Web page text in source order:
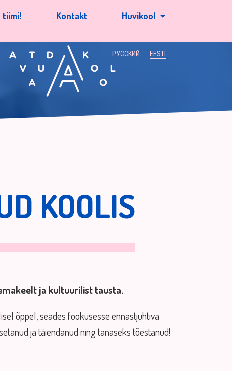
tiimi! Kontakt Huvikool
РУССКИЙ EESTI
KOOLIS
ja kultuurilist tausta.
õppel, seades fookusesse ennastjuhtiva
ja täiendanud ning tänaseks tõestanud!